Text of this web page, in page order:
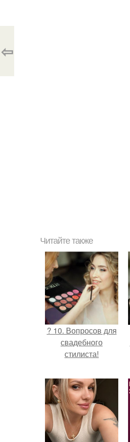
⇦
Читайте также
? 10. Вопросов для
свадебного
стилиста!